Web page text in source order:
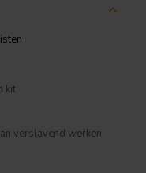
kit
verslavend werken